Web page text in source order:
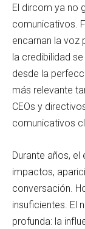
El dircom ya no
comunicativos.
encarnan la voz
la credibilidad
desde la
más relevante
CEOs y
comunicativos
Durante años,
impactos,
conversación.
insuficientes. El
profunda: la